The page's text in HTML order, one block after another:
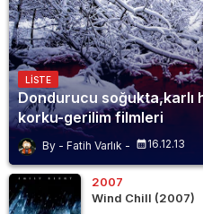
LISTE
Dondurucu soğukta,karlı
korku-gerilim filmleri
Fatih Varlık 16.12.13
2007
Wind Chill (2007)